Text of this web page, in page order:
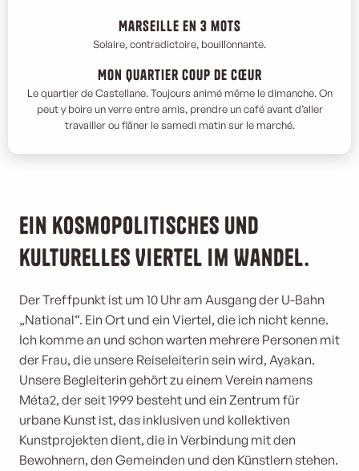
Marseille en 3 mots
Solaire, contradictoire, bouillonnante.
Mon quartier coup de cœur
Le quartier de Castellane. Toujours animé même le dimanche. On
peut y boire un verre entre amis, prendre un café avant d’aller
travailler ou flâner le samedi matin sur le marché.
Ein kosmopolitisches und
kulturelles Viertel im Wandel.
Der Treffpunkt ist um 10 Uhr am Ausgang der U-Bahn
„National“. Ein Ort und ein Viertel, die ich nicht kenne.
Ich komme an und schon warten mehrere Personen mit
der Frau, die unsere Reiseleiterin sein wird, Ayakan.
Unsere Begleiterin gehört zu einem Verein namens
Méta2, der seit 1999 besteht und ein Zentrum für
urbane Kunst ist, das inklusiven und kollektiven
Kunstprojekten dient, die in Verbindung mit den
Bewohnern, den Gemeinden und den Künstlern stehen.